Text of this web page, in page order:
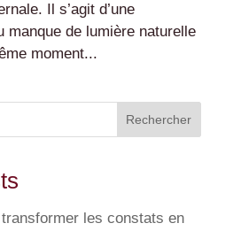
Il s’agit d’une
manque de lumière naturelle
moment...
Rechercher
transformer les constats en